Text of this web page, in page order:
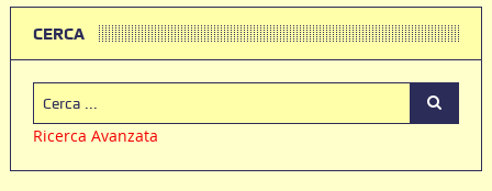
CERCA
Ricerca Avanzata